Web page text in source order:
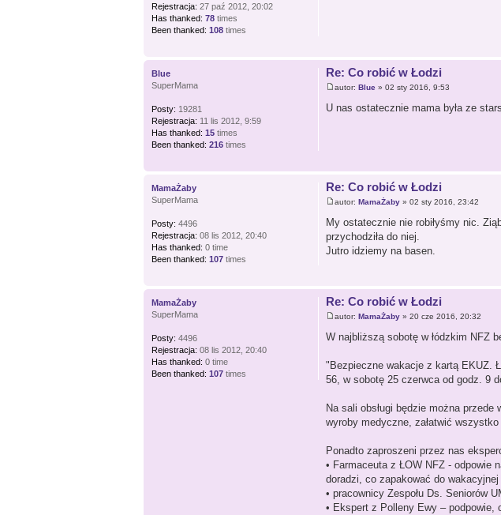
Rejestracja: 27 paź 2012, 20:02
Has thanked: 78 times
Been thanked: 108 times
Re: Co robić w Łodzi
autor: Blue» 02 sty 2016, 9:53
U nas ostatecznie mama była ze
Blue
SuperMama
Posty: 19281
Rejestracja: 11 lis 2012, 9:59
Has thanked: 15 times
Been thanked: 216 times
Re: Co robić w Łodzi
autor: MamaŻaby» 02 sty 2016, 23:42
My ostatecznie nie robiłyśmy nic.
przychodziła do niej.
Jutro idziemy na basen.
MamaŻaby
SuperMama
Posty: 4496
Rejestracja: 08 lis 2012, 20:40
Has thanked: 0 time
Been thanked: 107 times
Re: Co robić w Łodzi
autor: MamaŻaby» 20 cze 2016, 20:32
W najbliższą sobotę w łódzkim NFZ
"Bezpieczne wakacje z kartą EKUZ.
56, w sobotę 25 czerwca od godz. 9
Na sali obsługi będzie można
wyroby medyczne, załatwić
Ponadto zaproszeni przez nas
• Farmaceuta z ŁOW NFZ - odpowie
doradzi, co zapakować do
• pracownicy Zespołu Ds. Seniorów
• Ekspert z Polleny Ewy – podpowie,
MamaŻaby
SuperMama
Posty: 4496
Rejestracja: 08 lis 2012, 20:40
Has thanked: 0 time
Been thanked: 107 times